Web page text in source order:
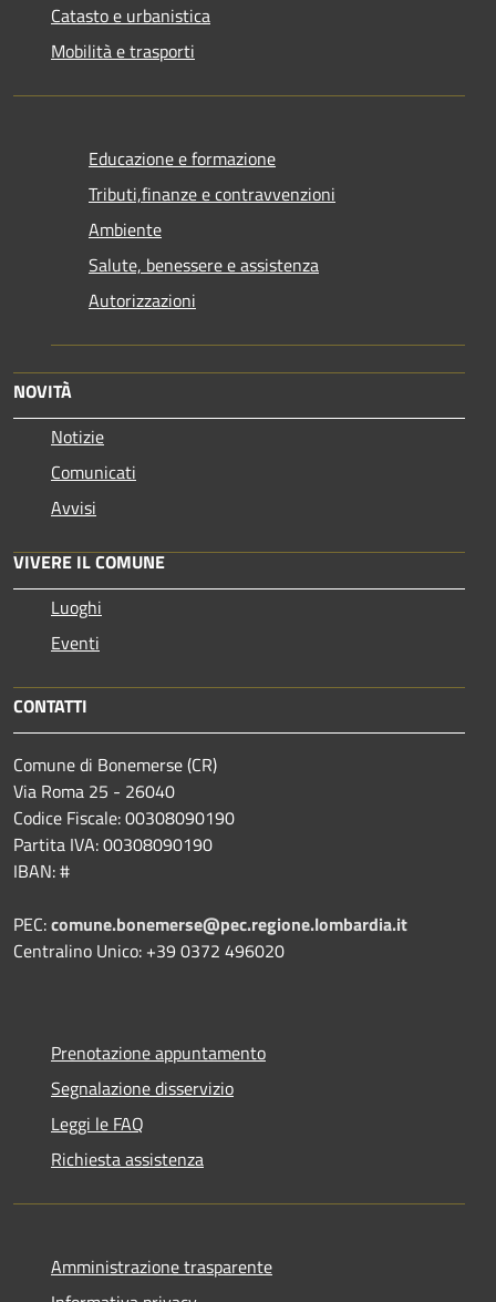
Catasto e urbanistica
Mobilità e trasporti
Educazione e formazione
Tributi,finanze e contravvenzioni
Ambiente
Salute, benessere e assistenza
Autorizzazioni
NOVITÀ
Notizie
Comunicati
Avvisi
VIVERE IL COMUNE
Luoghi
Eventi
CONTATTI
Comune di Bonemerse (CR)
Via Roma 25 - 26040
Codice Fiscale: 00308090190
Partita IVA: 00308090190
IBAN: #
PEC:comune.bonemerse@pec.regione.lombardia.it
Centralino Unico: +39 0372 496020
Prenotazione appuntamento
Segnalazione disservizio
Leggi le FAQ
Richiesta assistenza
Amministrazione trasparente